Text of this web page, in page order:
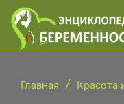
Главная Красота